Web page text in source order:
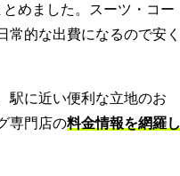
とめました。スーツ・コー
常的な出費になるので安く
駅に近い便利な立地のお
専門店の料金情報を網羅し